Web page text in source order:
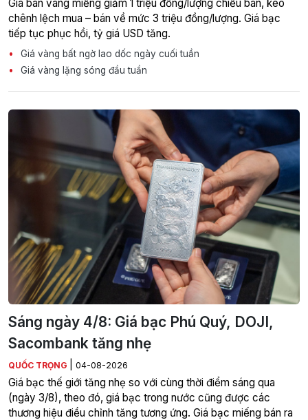
Giá bán vàng miếng giảm 1 triệu đồng/lượng chiều bán, kéo
chênh lệch mua – bán về mức 3 triệu đồng/lượng. Giá bạc
tiếp tục phục hồi, tỷ giá USD tăng.
Giá vàng bất ngờ lao dốc ngày cuối tuần
Giá vàng lặng sóng đầu tuần
Sáng ngày 4/8: Giá bạc Phú Quý, DOJI,
Sacombank tăng nhẹ
QUỐC TRỌNG 04-08-2026
Giá bạc thế giới tăng nhẹ so với cùng thời điểm sáng qua
(ngày 3/8), theo đó, giá bạc trong nước cũng được các
thương hiệu điều chỉnh tăng tương ứng. Giá bạc miếng bán ra